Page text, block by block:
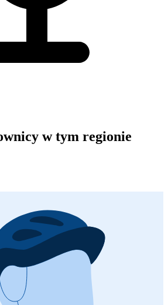
w tym regionie